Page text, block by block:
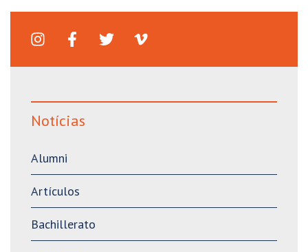
Notícias
Alumni
Artículos
Bachillerato